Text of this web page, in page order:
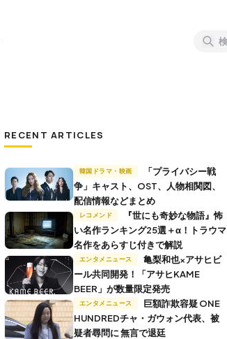
RECENT ARTICLES
韓国ドラマ・映画
争」キャスト、OST、人物相関図、
配信情報などまとめ
レコメンド
い名作ランキング25選＋α！トラウマ
名作をあらすじ付きで解説
エンタメニュース
ール共同開発！「アサヒKAME
BEER」が数量限定発売
エンタメニュース
HUNDREDチャ・ガウォン代表、被
疑者尋問に 無言で退廷